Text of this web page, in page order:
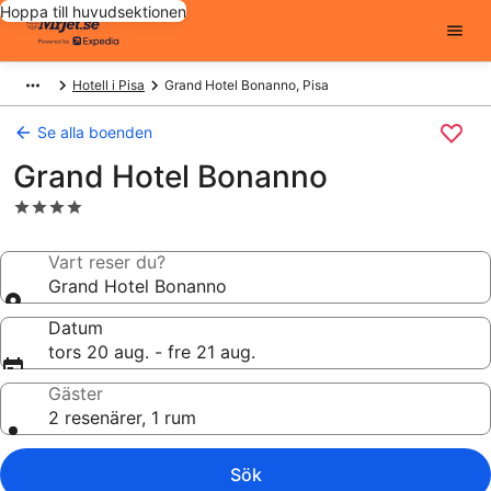
Hoppa till huvudsektionen
Hotell i Pisa Grand Hotel Bonanno, Pisa
Se alla boenden
Grand Hotel Bonanno
4.0-
boendeVart reser du?
Grand Hotel Bonanno
Datum
tors 20 aug. - fre 21 aug.
Gäster
2 resenärer, 1 rum
Sök